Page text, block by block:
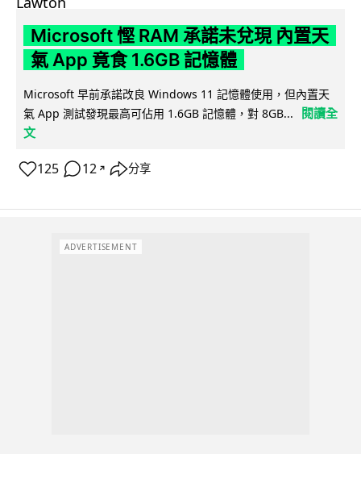
Microsoft 慳 RAM 承諾未兌現 內置天
氣 App 竟食 1.6GB 記憶體
Microsoft 早前承諾改良 Windows 11 記憶體使用，但內置天
氣 App 測試發現最高可佔用 1.6GB 記憶體，對 8GB...
閱讀全
文
125 12 ↗ 分享
ADVERTISEMENT